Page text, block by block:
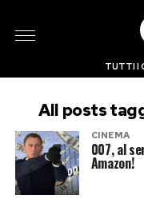
TUTTI I
All posts
CINEMA
007, al
Amazon!